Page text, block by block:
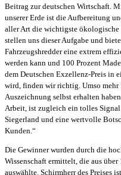
Beitrag zur deutschen Wirtschaft.
unserer Erde ist die Aufbereitung
aller Art die wichtigste ökologische
stellen uns dieser Aufgabe und
Fahrzeugshredder eine extrem
werden kann und 100 Prozent
dem Deutschen Exzellenz‐Preis in
wird, finden wir richtig. Umso mehr
Auszeichnung selbst erhalten
Arbeit, ist zugleich ein tolles Signal
Siegerland und eine wertvolle
Kunden.“
Die Gewinner wurden durch die
Wissenschaft ermittelt, die aus
auswählte. Schirmherr des Preises